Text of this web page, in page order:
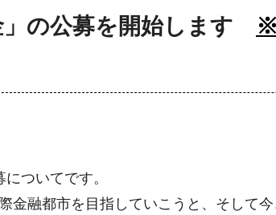
」の公募を開始します
ついてです。
融都市を目指していこうと、そして